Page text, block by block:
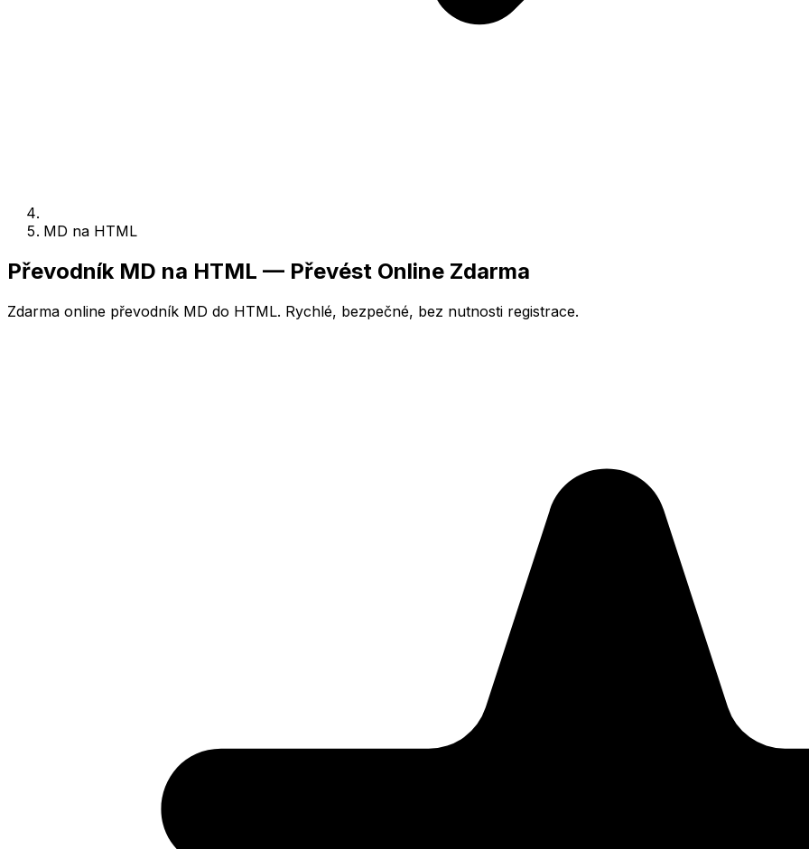
MD na HTML
Převodník MD na HTML — Převést Online Zdarma
Zdarma online převodník MD do HTML. Rychlé, bezpečné, bez nutnosti registrace.